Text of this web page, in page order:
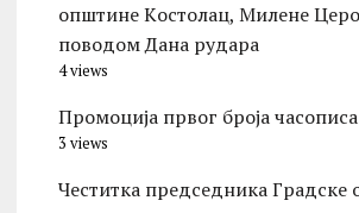
општине Kостолац, Милене
поводом Дана рудара
4 views
Промоција првог броја
3 views
Честитка председника Градске